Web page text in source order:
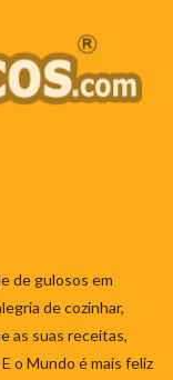
de gulosos em
de cozinhar,
as suas receitas,
o Mundo é mais feliz